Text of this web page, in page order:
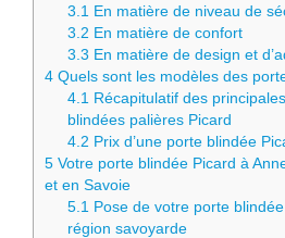
3.1 En matière de niveau de
3.2 En matière de confort
3.3 En matière de design et
4 Quels sont les modèles des
4.1 Récapitulatif des
blindées palières Picard
4.2 Prix d’une porte blindée
5 Votre porte blindée Picard à
et en Savoie
5.1 Pose de votre porte
région savoyarde